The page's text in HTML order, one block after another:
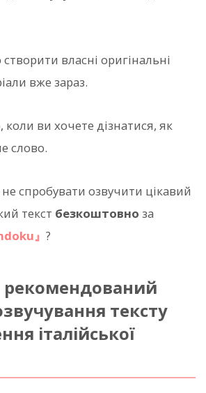
власні оригінальні
вже зараз.
ви хочете дізнатися, як
слово.
спробувати озвучити цікавий
текст безкоштовно за
』 ?
тексту
італійської